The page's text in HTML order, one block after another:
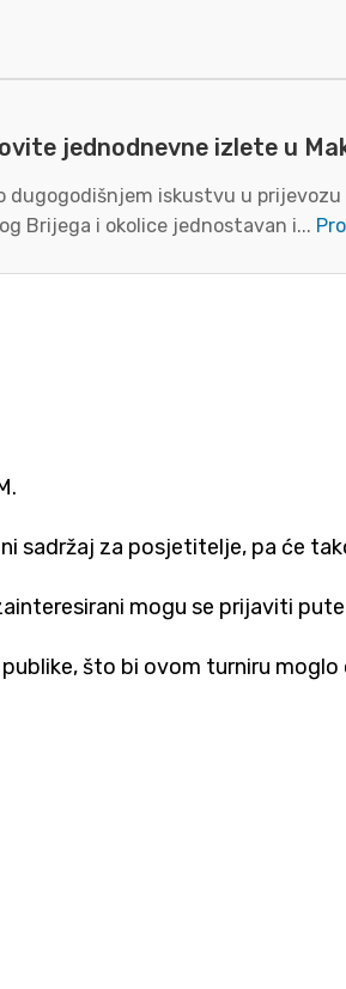
jednodnevne izlete u
dugogodišnjem iskustvu u
Brijega i okolice jednostavan i...
sadržaj za posjetitelje, pa će
mogu se prijaviti
publike, što bi ovom turniru